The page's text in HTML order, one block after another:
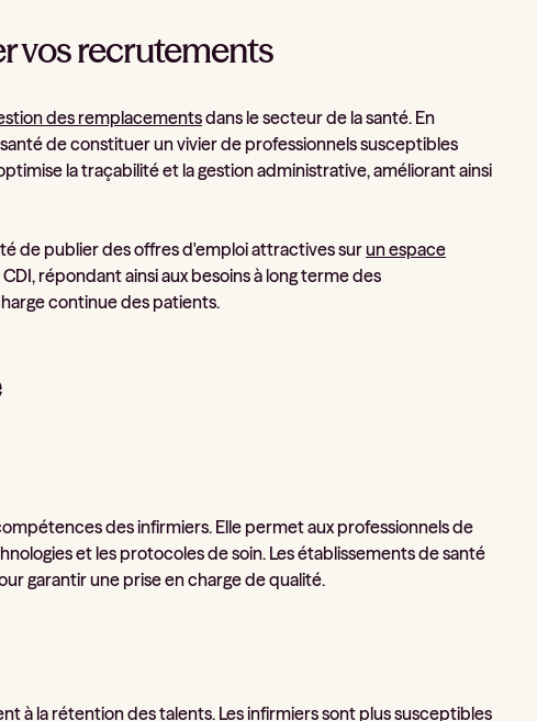
vos recrutements
des remplacementsdans le secteur de la santé. En
de constituer un vivier de professionnels susceptibles
la traçabilité et la gestion administrative, améliorant ainsi
de publier des offres d'emploi attractives surun espace
répondant ainsi aux besoins à long terme des
continue des patients.
des infirmiers. Elle permet aux professionnels de
et les protocoles de soin. Les établissements de santé
garantir une prise en charge de qualité.
la rétention des talents. Les infirmiers sont plus susceptibles